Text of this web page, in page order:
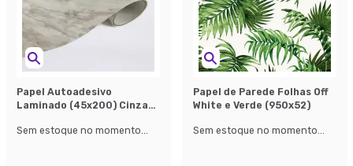
Papel Autoadesivo
Laminado (45x200) Cinza
Sem estoque no momento...
Papel de Parede Folhas Off
White e Verde (950x52)
Sem estoque no momento...